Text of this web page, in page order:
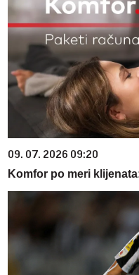
09. 07. 2026 09:20
Komfor po meri